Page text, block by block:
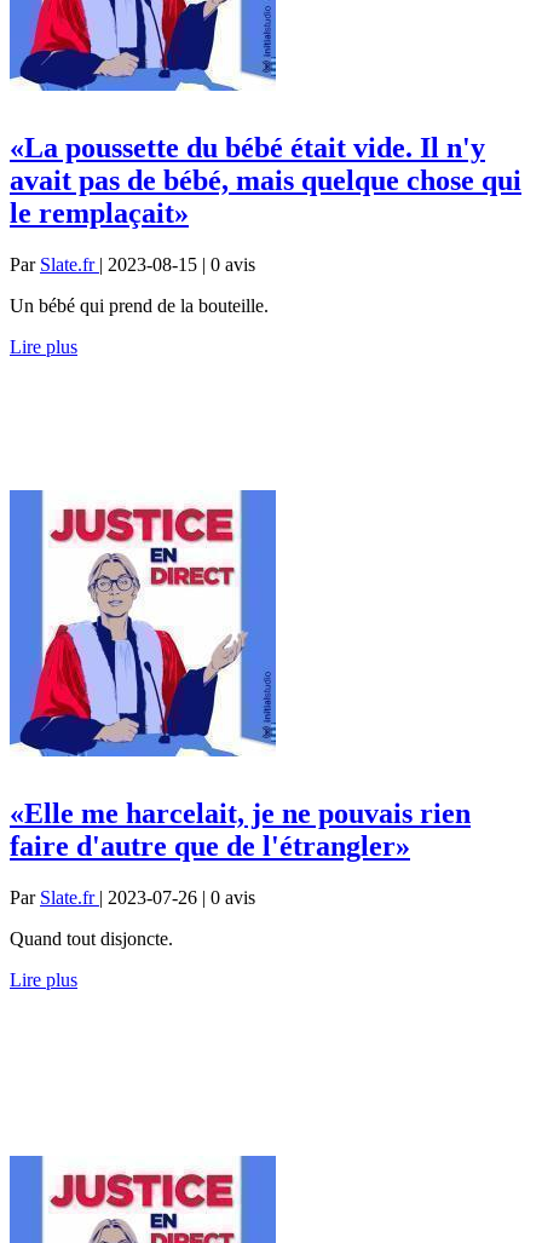
«La poussette du bébé était vide. Il n'y
avait pas de bébé, mais quelque chose qui
le remplaçait»
Par Slate.fr | 2023-08-15 | 0 avis
Un bébé qui prend de la bouteille.
Lire plus
«Elle me harcelait, je ne pouvais rien
faire d'autre que de l'étrangler»
Par Slate.fr | 2023-07-26 | 0 avis
Quand tout disjoncte.
Lire plus